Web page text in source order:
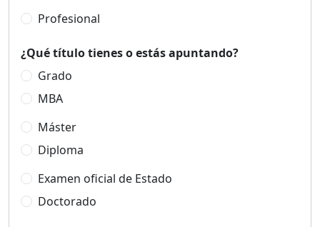
Profesional
¿Qué título tienes o estás apuntando?
Grado
MBA
Máster
Diploma
Examen oficial de Estado
Doctorado